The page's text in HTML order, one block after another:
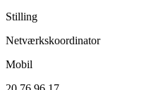
Stilling
Netværkskoordinator
Mobil